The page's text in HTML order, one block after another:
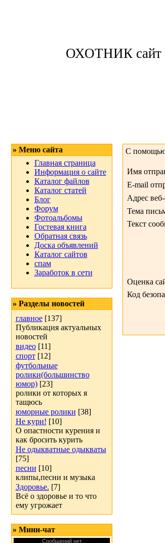
ОХОТНИК сайт
» Меню сайта
Главная страница
Информация о сайте
Каталог файлов
Каталог статей
Блог
Форум
Фотоальбомы
Гостевая книга
Обратная связь
Доска объявлений
Каталог сайтов
спам
Заработок в сети
» Разделы новостей
главное [137]
Публикация актуальных
новостей
видео [11]
спорт [12]
футбольные
ролики(большинство
юмор) [23]
ролики от которых я
тащюсь
юморные ролики [38]
Не кури! [10]
О опастности курения и
как бросить курить
Не одыкватные одыкваты
[75]
песни [10]
клипы,песни и музыка
Здоровье. [7]
Всё о здоровье и то что
ему угрожает
» Мини-чат
С помощью
Имя
E-mail
Адрес веб-
Тема
Текст
Оценка
Код